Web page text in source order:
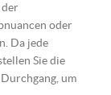
der
oder
Da jede
Sie die
um